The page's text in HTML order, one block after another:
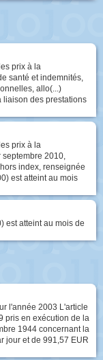
prix à la
santé et indemnités,
allo(...)
liaison des prestations
prix à la
septembre 2010,
index, renseignée
est atteint au mois
est atteint au mois de
l'année 2003 L'article
pris en exécution de la
1944 concernant la
jour et de 991,57 EUR